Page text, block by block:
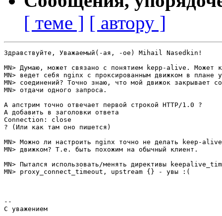
[ теме ] [ автору ]
Здравствуйте, Уважаемый(-ая, -ое) Mihail Nasedkin!
MN> Думаю, может связано с понятием kepp-alive. Может
MN> ведет себя nginx с проксированным движком в плане
MN> соединений? Точно знаю, что мой движок закрывает
MN> отдачи одного запроса.
А апстрим точно отвечает первой строкой HTTP/1.0 ?
А добавить в заголовки ответа
Connection: close
? (Или как там оно пишется)
MN> Можно ли настроить nginx точно не делать keep-
MN> движком? Т.е. быть похожим на обычный клиент.
MN> Пытался использовать/менять директивы
MN> proxy_connect_timeout, upstream {} - увы :(
--
С уважением